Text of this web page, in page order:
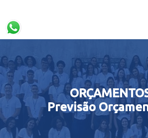
Previsão